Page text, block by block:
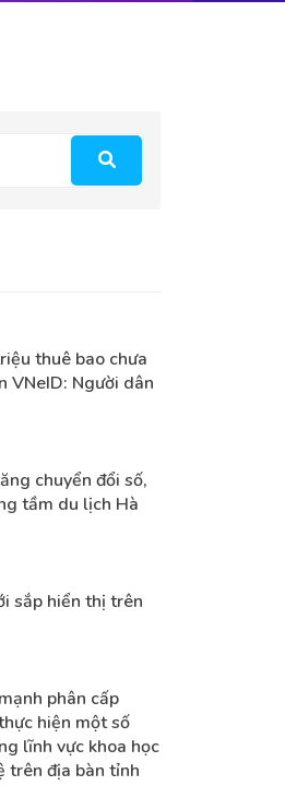
thuê bao chưa
VNeID: Người dân
chuyển đổi số,
tầm du lịch Hà
sắp hiển thị trên
phân cấp
hiện một số
lĩnh vực khoa học
trên địa bàn tỉnh